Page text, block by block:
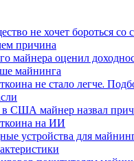
не хочет бороться со
причина
майнера оценил
майнинга
не стало легче.
США майнер назвал
на ИИ
устройства для